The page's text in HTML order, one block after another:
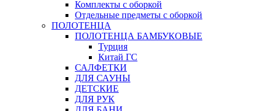
Комплекты с оборкой
Отдельные предметы с оборкой
ПОЛОТЕНЦА
ПОЛОТЕНЦА БАМБУКОВЫЕ
Турция
Китай ГС
САЛФЕТКИ
ДЛЯ САУНЫ
ДЕТСКИЕ
ДЛЯ РУК